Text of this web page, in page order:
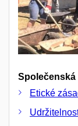
Etické